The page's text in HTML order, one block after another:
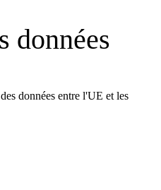
données
données entre l'UE et les